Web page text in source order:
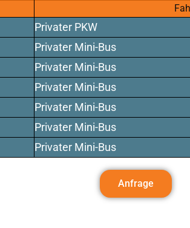
Privater PKW
Privater Mini-Bus
Privater Mini-Bus
Privater Mini-Bus
Privater Mini-Bus
Privater Mini-Bus
Privater Mini-Bus
Anfrage